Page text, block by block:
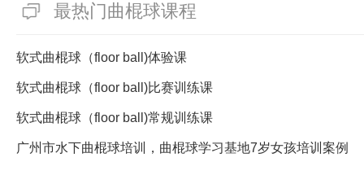
最热门曲棍球课程
软式曲棍球（floor ball)体验课
软式曲棍球（floor ball)比赛训练课
软式曲棍球（floor ball)常规训练课
广州市水下曲棍球培训，曲棍球学习基地7岁女孩培训案例